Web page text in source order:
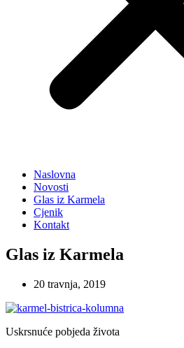
Naslovna
Novosti
Glas iz Karmela
Cjenik
Kontakt
Glas iz Karmela
20 travnja, 2019
Uskrsnuće pobjeda života